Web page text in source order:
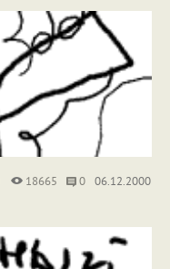
18665 0 06.12.2000